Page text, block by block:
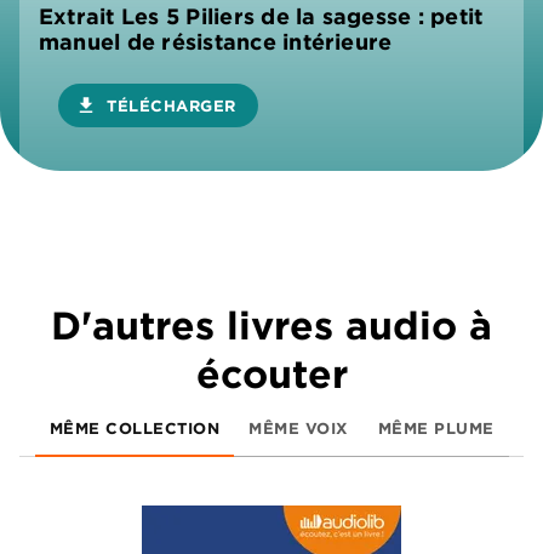
Extrait Les 5 Piliers de la sagesse : petit
manuel de résistance intérieure
download TÉLÉCHARGER
D'autres livres audio à
écouter
MÊME COLLECTION MÊME VOIX MÊME PLUME